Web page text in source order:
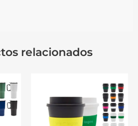
relacionados